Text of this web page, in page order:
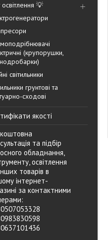
освітлення 💡
(крупорушки,
світильники
грунтові та
сходові
якості
та підбір
обладнання,
освітлення
товарів в
інтернет-
за контактними